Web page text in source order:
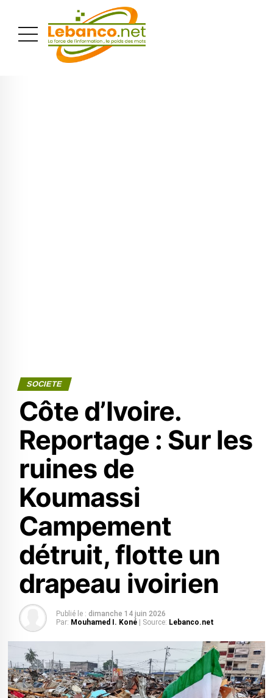
SOCIETE
Côte d’Ivoire.
Reportage : Sur les
ruines de
Koumassi
Campement
détruit, flotte un
drapeau ivoirien
Publié le : dimanche 14 juin 2026
Par: Mouhamed I. Koné | Source: Lebanco.net